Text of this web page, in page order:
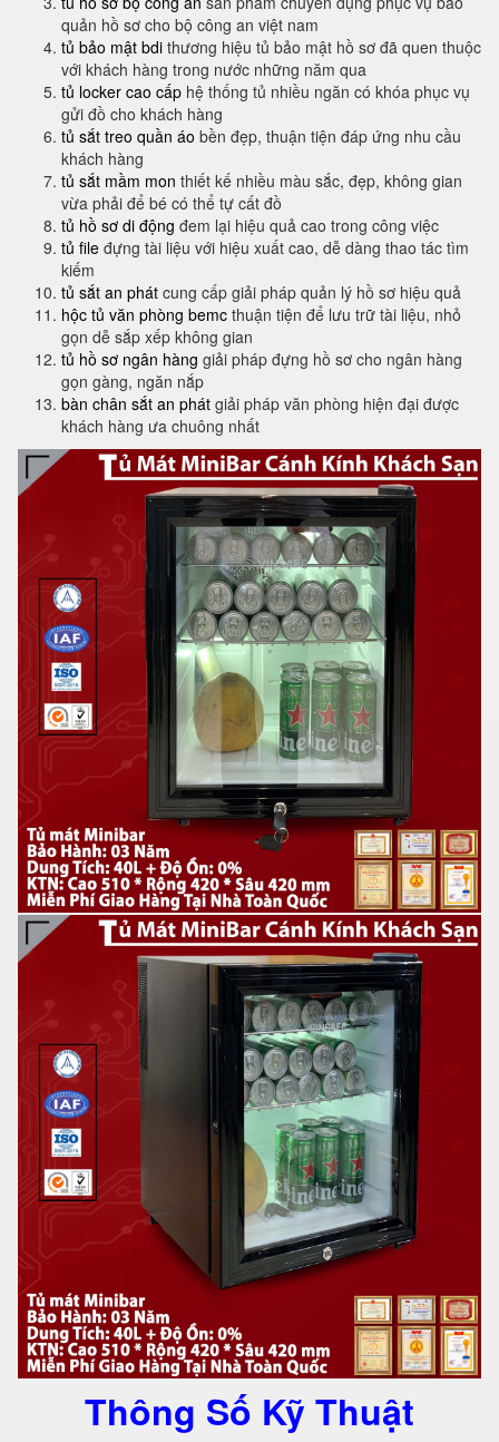
quản hồ sơ cho bộ công an việt nam
tủ bảo mật bdi thương hiệu tủ bảo mật hồ sơ đã quen thuộc
với khách hàng trong nước những năm qua
tủ locker cao cấp hệ thống tủ nhiều ngăn có khóa phục vụ
gửi đồ cho khách hàng
tủ sắt treo quần áo bền đẹp, thuận tiện đáp ứng nhu cầu
khách hàng
tủ sắt mầm mon thiết kế nhiều màu sắc, đẹp, không gian
vừa phải để bé có thể tự cất đồ
tủ hồ sơ di động đem lại hiệu quả cao trong công việc
tủ file đựng tài liệu với hiệu xuất cao, dễ dàng thao tác tìm
kiếm
tủ sắt an phát cung cấp giải pháp quản lý hồ sơ hiệu quả
hộc tủ văn phòng bemc thuận tiện để lưu trữ tài liệu, nhỏ
gọn dễ sắp xếp không gian
tủ hồ sơ ngân hàng giải pháp đựng hồ sơ cho ngân hàng
gọn gàng, ngăn nắp
bàn chân sắt an phát giải pháp văn phòng hiện đại được
khách hàng ưa chuông nhất
Thông Số Kỹ Thuật